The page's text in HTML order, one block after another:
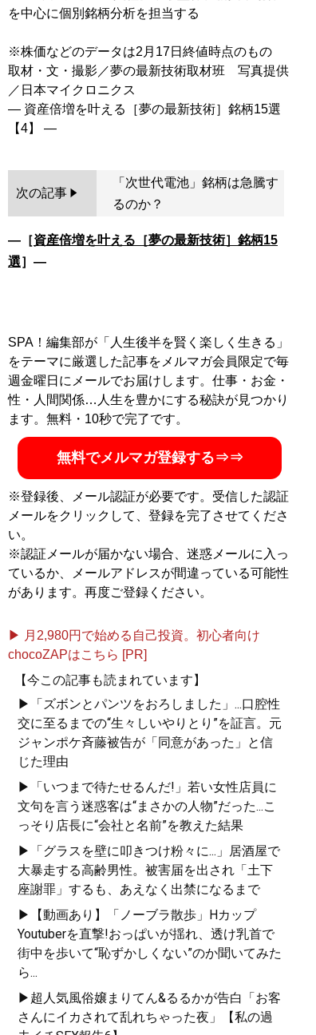
を中心に個別銘柄分析を担当する
※株価などのデータは2月17日終値時点のもの
取材・文・撮影／夢の最新技術取材班 写真提供
／日本マイクロニクス
― 資産倍増を叶える［夢の最新技術］銘柄15選
次の記事
「次世代電池」銘柄は急騰す
るのか？
―［資産倍増を叶える［夢の最新技術］銘柄15
選］―
SPA！編集部が「人生後半を賢く楽しく生きる」
をテーマに厳選した記事をメルマガ会員限定で毎
週金曜日にメールでお届けします。仕事・お金・
性・人間関係…人生を豊かにする秘訣が見つかり
ます。無料・10秒で完了です。
無料でメルマガ登録する⇒⇒
※登録後、メール認証が必要です。受信した認証
メールをクリックして、登録を完了させてくださ
い。
※認証メールが届かない場合、迷惑メールに入っ
ているか、メールアドレスが間違っている可能性
があります。再度ご登録ください。
▶ 月2,980円で始める自己投資。初心者向け
chocoZAPはこちら [PR]
【今この記事も読まれています】
▶「ズボンとパンツをおろしました」...口腔性
交に至るまでの“生々しいやりとり”を証言。元
ジャンポケ斉藤被告が「同意があった」と信
じた理由
▶「いつまで待たせるんだ!」若い女性店員に
文句を言う迷惑客は“まさかの人物”だった...こ
っそり店長に“会社と名前”を教えた結果
▶「グラスを壁に叩きつけ粉々に...」居酒屋で
大暴走する高齢男性。被害届を出され「土下
座謝罪」するも、あえなく出禁になるまで
▶【動画あり】「ノーブラ散歩」Hカップ
Youtuberを直撃!おっぱいが揺れ、透け乳首で
街中を歩いて“恥ずかしくない”のか聞いてみた
ら...
▶超人気風俗嬢まりてん&るるかが告白「お客
さんにイカされて乱れちゃった夜」【私の過